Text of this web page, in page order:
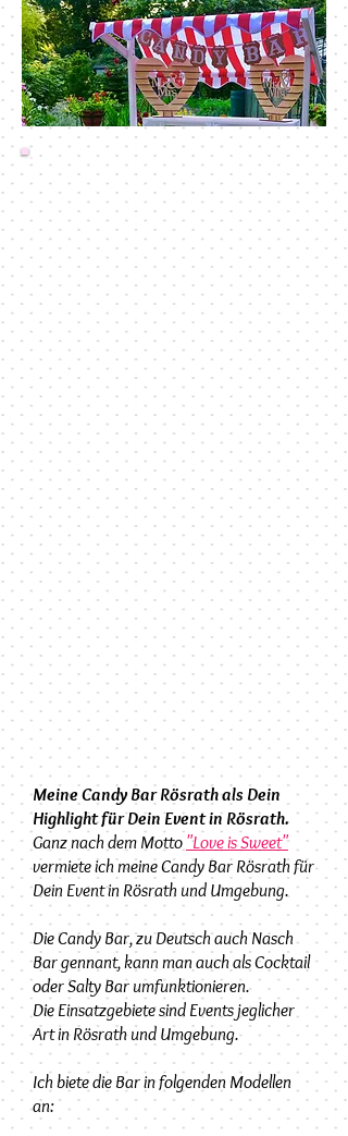
Meine Candy Bar Rösrath als Dein
Highlight für Dein Event in Rösrath.
Ganz nach dem Motto "Love is Sweet"
vermiete ich meine Candy Bar Rösrath für
Dein Event in Rösrath und Umgebung.
Die Candy Bar, zu Deutsch auch Nasch
Bar gennant, kann man auch als Cocktail
oder Salty Bar umfunktionieren.
Die Einsatzgebiete sind Events jeglicher
Art in Rösrath und Umgebung.
Ich biete die Bar in folgenden Modellen
an: